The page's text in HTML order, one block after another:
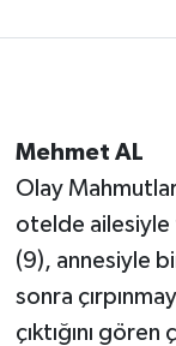
Mehmet AL
Olay
otelde ailesiyle
(9), annesiyle
sonra
çıktığını